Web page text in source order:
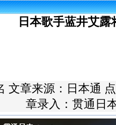
日本歌手蓝井艾
文章来源： 日本通
章录入：贯通日